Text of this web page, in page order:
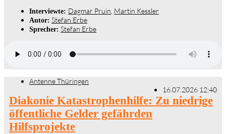
Interviewte: Dagmar Pruin Martin Kessler
Autor: Stefan Erbe
Sprecher: Stefan Erbe
Antenne Thüringen
16.07.2026 12:40
Diakonie Katastrophenhilfe: Zu niedrige
öffentliche Gelder gefährden
Hilfsprojekte